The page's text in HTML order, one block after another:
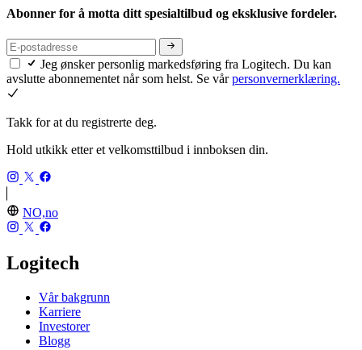
Abonner for å motta ditt spesialtilbud og eksklusive fordeler.
Jeg ønsker personlig markedsføring fra Logitech. Du kan
avslutte abonnementet når som helst. Se vårpersonvernerklæring.
Takk for at du registrerte deg.
Hold utkikk etter et velkomsttilbud i innboksen din.
NO,no
Logitech
Vår bakgrunn
Karriere
Investorer
Blogg